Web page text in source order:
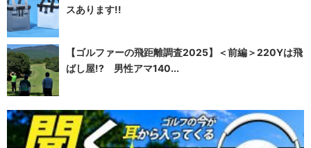
スあります!!
【ゴルファーの飛距離調査2025】＜前編＞220Yは飛
ばし屋!? 男性アマ140...